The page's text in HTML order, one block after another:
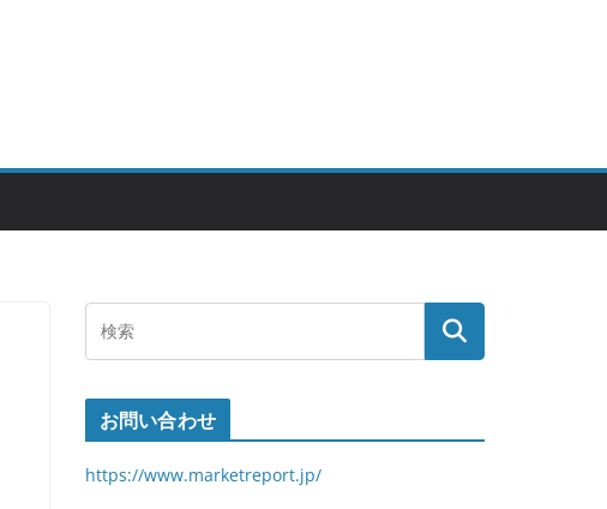
お問い合わせ
https://www.marketreport.jp/